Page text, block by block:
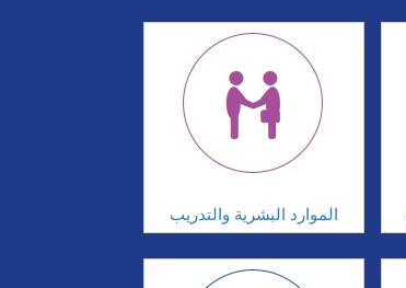
الموارد البشرية والتدريب